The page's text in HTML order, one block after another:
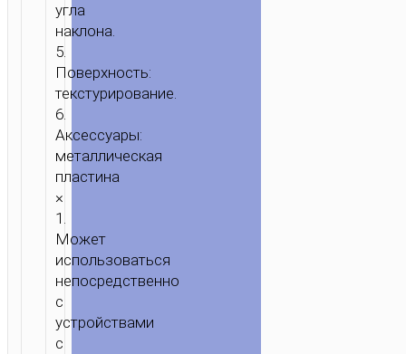
ДЕРЖАТЕЛИ
ПОДСТАВКИ / УНИВЕРСАЛЬНЫЙ
ДЕРЖАТЕЛЬ
угла
наклона.
5.
Поверхность:
текстурирование.
6.
Аксессуары:
металлическая
пластина
×
1.
Может
использоваться
непосредственно
с
устройствами
с